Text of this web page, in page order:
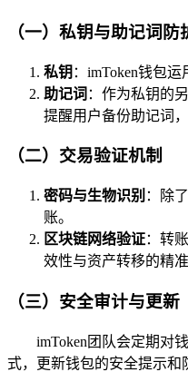
（一）私钥与助记词防
私钥 ：imToken钱包
助记词 ：作为私钥的
提醒用户备份助记词
（二）交易验证机制
密码与生物识别 ：除
账。
区块链网络验证：转
效性与资产转移的精准
（三）安全审计与更新
imToken团队会定期对
式，更新钱包的安全提示和